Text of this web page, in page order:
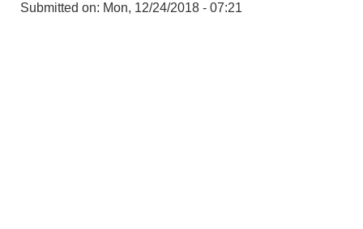
Submitted on: Mon, 12/24/2018 - 07:21